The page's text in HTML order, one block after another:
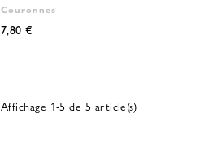
Couronnes
7,80 €
Affichage 1-5 de 5 article(s)